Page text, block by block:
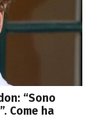
“Sono
Come ha